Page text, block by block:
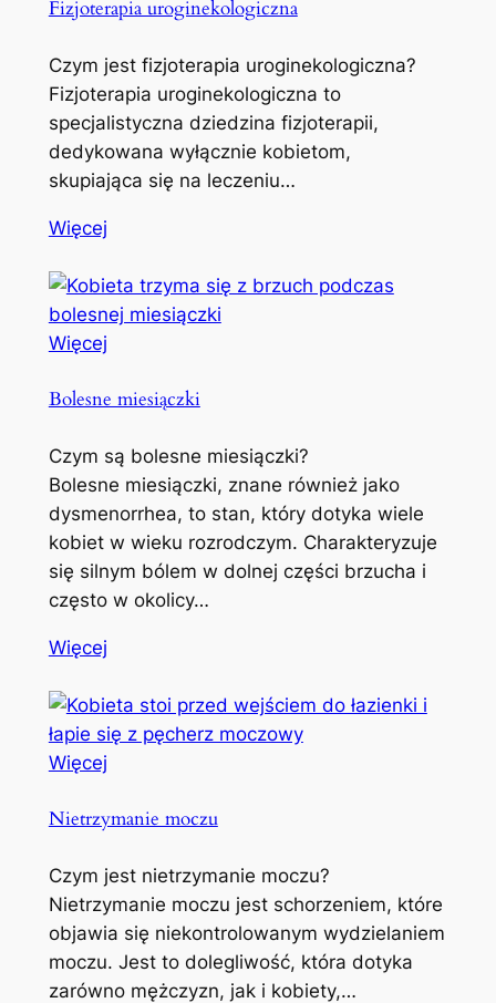
Fizjoterapia uroginekologiczna
Czym jest fizjoterapia uroginekologiczna?
Fizjoterapia uroginekologiczna to
specjalistyczna dziedzina fizjoterapii,
dedykowana wyłącznie kobietom,
skupiająca się na leczeniu…
Więcej
Więcej
Bolesne miesiączki
Czym są bolesne miesiączki?
Bolesne miesiączki, znane również jako
dysmenorrhea, to stan, który dotyka wiele
kobiet w wieku rozrodczym. Charakteryzuje
się silnym bólem w dolnej części brzucha i
często w okolicy…
Więcej
Więcej
Nietrzymanie moczu
Czym jest nietrzymanie moczu?
Nietrzymanie moczu jest schorzeniem, które
objawia się niekontrolowanym wydzielaniem
moczu. Jest to dolegliwość, która dotyka
zarówno mężczyzn, jak i kobiety,…